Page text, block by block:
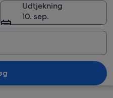
Udtjekning
10. sep.